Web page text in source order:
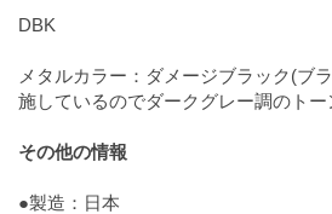
DBK
メタルカラー：ダメージブラック(ブ
施しているのでダークグレー調のトー
その他の情報
●製造：日本